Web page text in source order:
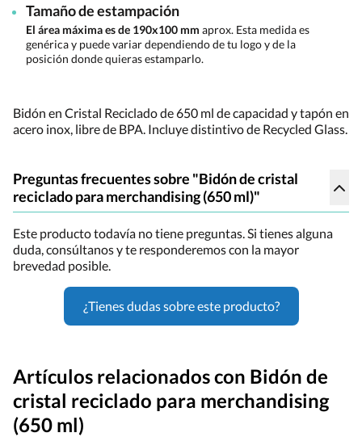
Tamaño de estampación
El área máxima es de 190x100 mm aprox. Esta medida es
genérica y puede variar dependiendo de tu logo y de la
posición donde quieras estamparlo.
Bidón en Cristal Reciclado de 650 ml de capacidad y tapón en
acero inox, libre de BPA. Incluye distintivo de Recycled Glass.
Preguntas frecuentes sobre "Bidón de cristal
reciclado para merchandising (650 ml)"
Este producto todavía no tiene preguntas. Si tienes alguna
duda, consúltanos y te responderemos con la mayor
brevedad posible.
¿Tienes dudas sobre este producto?
Artículos relacionados con Bidón de
cristal reciclado para merchandising
(650 ml)